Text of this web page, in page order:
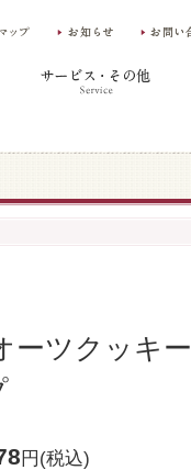
ーツクッキー
円(税込)